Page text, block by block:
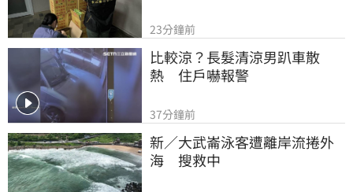
23分鐘前
比較涼？長髮清涼男趴車散
熱　住戶嚇報警
37分鐘前
新／大武崙泳客遭離岸流捲外
海　搜救中